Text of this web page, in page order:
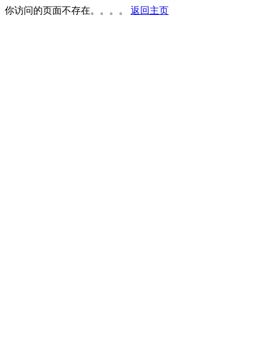
你访问的页面不存在。。。。 返回主页